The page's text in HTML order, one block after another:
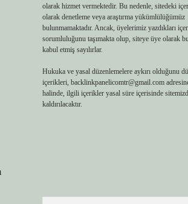
olarak hizmet vermektedir. Bu nedenle, sitedeki
olarak denetleme veya araştırma yükümlülüğümüz
bulunmamaktadır. Ancak, üyelerimiz yazdıkları
sorumluluğunu taşımakta olup, siteye üye olarak
kabul etmiş sayılırlar.
Hukuka ve yasal düzenlemelere aykırı olduğunu
içerikleri, backlinkpanelicomtr@gmail.com
halinde, ilgili içerikler yasal süre içerisinde
kaldırılacaktır.